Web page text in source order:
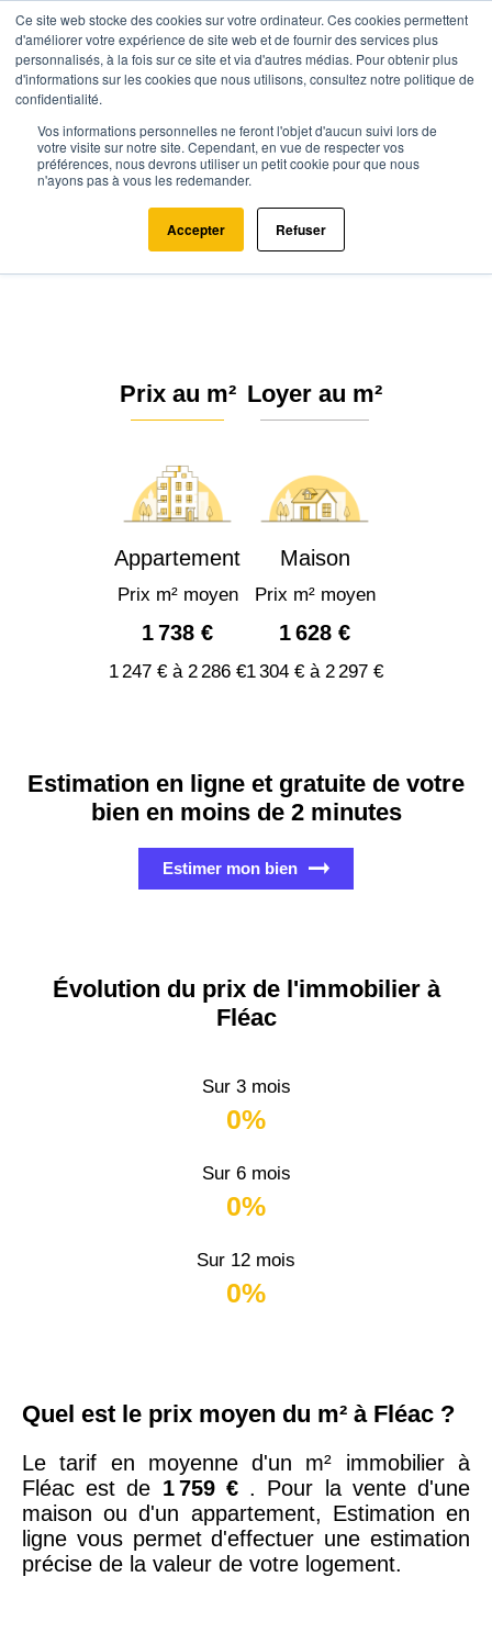
Ce site web stocke des cookies sur votre ordinateur. Ces cookies permettent
d'améliorer votre expérience de site web et de fournir des services plus
personnalisés, à la fois sur ce site et via d'autres médias. Pour obtenir plus
d'informations sur les cookies que nous utilisons, consultez notre politique de
confidentialité.
Vos informations personnelles ne feront l'objet d'aucun suivi lors de
votre visite sur notre site. Cependant, en vue de respecter vos
préférences, nous devrons utiliser un petit cookie pour que nous
n'ayons pas à vous les redemander.
Accepter Refuser
Agence.immo Prix immobilier Nouvelle-Aquitaine Charente
Fléac (16730)
Estimation immobilière à Fléac :
Prix m² 2026
Prix au m²
Appartement
Prix m² moyen
1 738 €
1 247 € à 2 286 €
Loyer au m²
Maison
Prix m² moyen
1 628 €
1 304 € à 2 297 €
Estimation en ligne et gratuite de votre
bien en moins de 2 minutes
Estimer mon bien
Évolution du prix de l'immobilier à
Fléac
Sur 3 mois
0%
Sur 6 mois
0%
Sur 12 mois
0%
Quel est le prix moyen du m² à Fléac ?
Le tarif en moyenne d'un m² immobilier à
Fléac est de 1 759 € . Pour la vente d'une
maison ou d'un appartement, Estimation en
ligne vous permet d'effectuer une estimation
précise de la valeur de votre logement.